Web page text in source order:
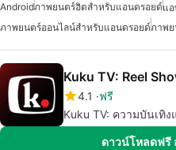
Androidภาพยนตร์ฮิตสำหรับแอนดรอยด์
ภาพยนตร์ออนไลน์สำหรับแอนดรอยด์ภาพย
Kuku TV: Reel
4.1
ฟรี
Kuku TV: ความบันเทิ
ดาวน์โหลดฟรี